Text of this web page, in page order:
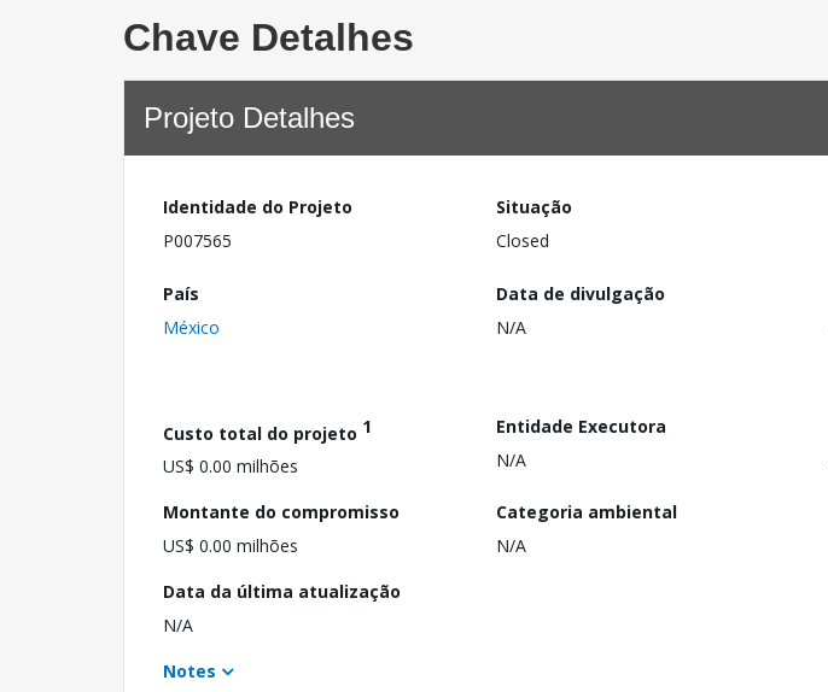
Chave Detalhes
Projeto Detalhes
Identidade do Projeto
P007565
Situação
Closed
País
México
Data de divulgação
N/A
Custo total do projeto 1
US$ 0.00 milhões
Entidade Executora
N/A
Montante do compromisso
US$ 0.00 milhões
Categoria ambiental
N/A
Data da última atualização
N/A
Notes